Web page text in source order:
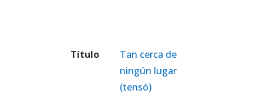
Título
Tan cerca de
ningún lugar
(tensó)